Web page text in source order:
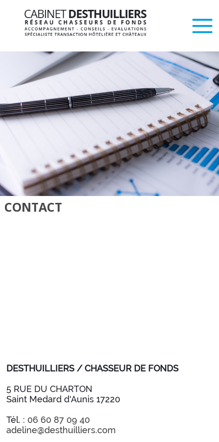
CONTACT
DESTHUILLIERS / CHASSEUR DE FONDS
5 RUE DU CHARTON
Saint Medard d'Aunis 17220
Tél. : 06 60 87 09 40
adeline@desthuilliers.com